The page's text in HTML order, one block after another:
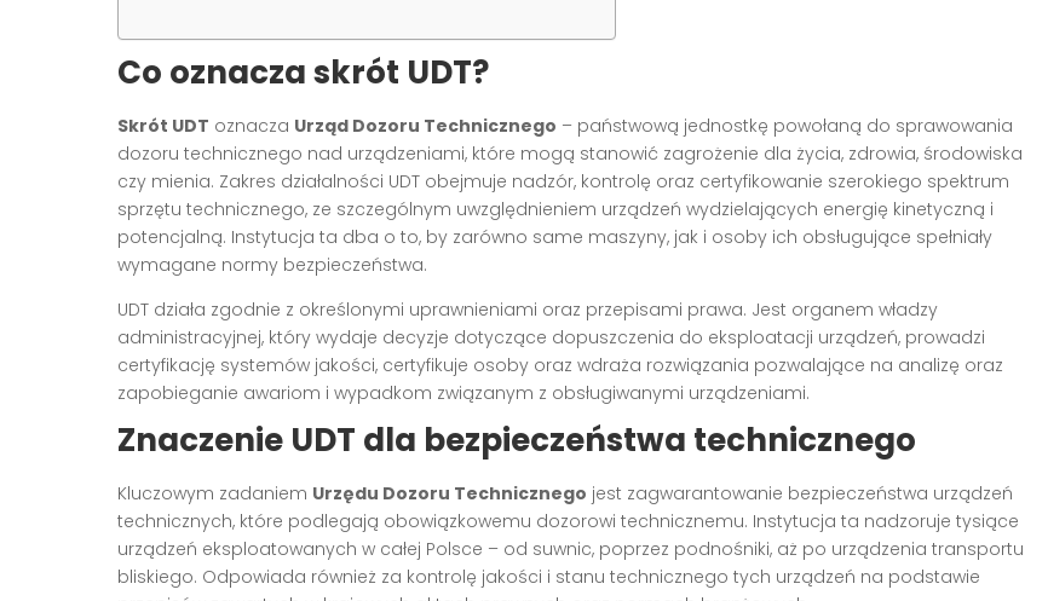
Co oznacza skrót UDT?
Skrót UDT oznacza Urząd Dozoru Technicznego – państwową jednostkę powołaną do sprawowania
dozoru technicznego nad urządzeniami, które mogą stanowić zagrożenie dla życia, zdrowia, środowiska
czy mienia. Zakres działalności UDT obejmuje nadzór, kontrolę oraz certyfikowanie szerokiego spektrum
sprzętu technicznego, ze szczególnym uwzględnieniem urządzeń wydzielających energię kinetyczną i
potencjalną. Instytucja ta dba o to, by zarówno same maszyny, jak i osoby ich obsługujące spełniały
wymagane normy bezpieczeństwa.
UDT działa zgodnie z określonymi uprawnieniami oraz przepisami prawa. Jest organem władzy
administracyjnej, który wydaje decyzje dotyczące dopuszczenia do eksploatacji urządzeń, prowadzi
certyfikację systemów jakości, certyfikuje osoby oraz wdraża rozwiązania pozwalające na analizę oraz
zapobieganie awariom i wypadkom związanym z obsługiwanymi urządzeniami.
Znaczenie UDT dla bezpieczeństwa technicznego
Kluczowym zadaniem Urzędu Dozoru Technicznego jest zagwarantowanie bezpieczeństwa urządzeń
technicznych, które podlegają obowiązkowemu dozorowi technicznemu. Instytucja ta nadzoruje tysiące
urządzeń eksploatowanych w całej Polsce – od suwnic, poprzez podnośniki, aż po urządzenia transportu
bliskiego. Odpowiada również za kontrolę jakości i stanu technicznego tych urządzeń na podstawie